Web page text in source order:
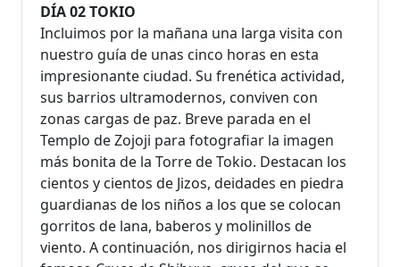
DÍA 02 TOKIO
Incluimos por la mañana una larga visita con
nuestro guía de unas cinco horas en esta
impresionante ciudad. Su frenética actividad,
sus barrios ultramodernos, conviven con
zonas cargas de paz. Breve parada en el
Templo de Zojoji para fotografiar la imagen
más bonita de la Torre de Tokio. Destacan los
cientos y cientos de Jizos, deidades en piedra
guardianas de los niños a los que se colocan
gorritos de lana, baberos y molinillos de
viento. A continuación, nos dirigirnos hacia el